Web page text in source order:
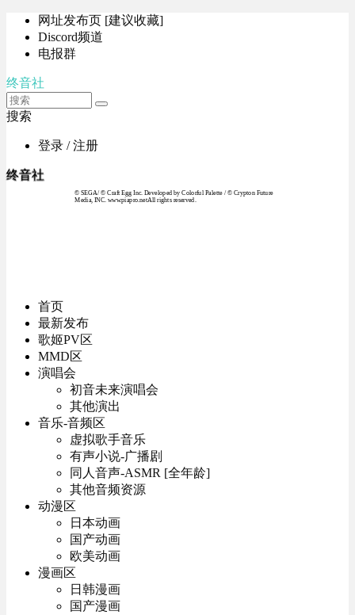
网址发布页 [建议收藏]
Discord频道
电报群
终音社
搜索
登录 / 注册
终音社
© SEGA / © Craft Egg Inc. Developed by Colorful Palette / © Crypton Future
Media, INC. www.piapro.netAll rights reserved.
首页
最新发布
歌姬PV区
MMD区
演唱会
初音未来演唱会
其他演出
音乐-音频区
虚拟歌手音乐
有声小说-广播剧
同人音声-ASMR [全年龄]
其他音频资源
动漫区
日本动画
国产动画
欧美动画
漫画区
日韩漫画
国产漫画